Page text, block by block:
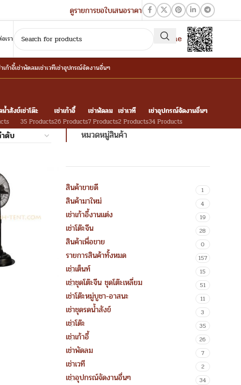
ดูรายการขอใบเสนอราคา
เรา QR-Line
เก้าอี้เช่าพัดลมเช่าเวทีเช่าอุปกรณ์จัดงานอื่นๆ
น้ำสังข์เช่าโต๊ะ
35 Products
เช่าเก้าอี้
26 Products
เช่าพัดลม
7 Products
เช่าเวที
2 Products
เช่าอุปกรณ์จัดงานอื่นๆ
34 Products
หมวดหมู่สินค้า
สินค้าขายดี 1
สินค้ามาใหม่ 4
เช่าเก้าอี้งานแต่ง 19
เช่าโต๊ะจีน 28
สินค้าเพื่อขาย 0
รายการสินค้าทั้งหมด 157
เช่าเต็นท์ 15
เช่าชุดโต๊ะจีน ชุดโต๊ะเหลี่ยม 51
เช่าโต๊ะหมู่บูชา-อาสนะ 11
เช่าชุดรดน้ำสังข์ 3
เช่าโต๊ะ 35
เช่าเก้าอี้ 26
เช่าพัดลม 7
เช่าเวที 2
เช่าอุปกรณ์จัดงานอื่นๆ 34